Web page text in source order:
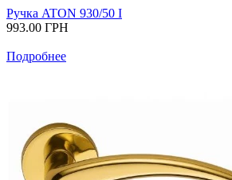
Ручка ATON 930/50 I
993.00 ГРН
Подробнее